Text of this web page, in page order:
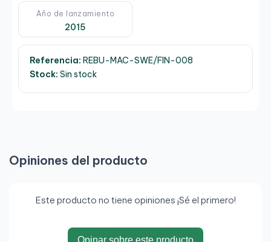
Año de lanzamiento
2015
Referencia: REBU-MAC-SWE/FIN-008
Stock: Sin stock
Opiniones del producto
Este producto no tiene opiniones ¡Sé el primero!